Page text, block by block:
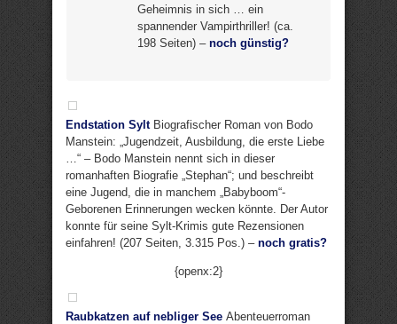
Geheimnis in sich … ein
spannender Vampirthriller! (ca.
198 Seiten) – noch günstig?
Endstation SyltBiografischer Roman von Bodo
Manstein: „Jugendzeit, Ausbildung, die erste Liebe
…“ – Bodo Manstein nennt sich in dieser
romanhaften Biografie „Stephan“; und beschreibt
eine Jugend, die in manchem „Babyboom“-
Geborenen Erinnerungen wecken könnte. Der Autor
konnte für seine Sylt-Krimis gute Rezensionen
einfahren! (207 Seiten, 3.315 Pos.) – noch gratis?
{openx:2}
Raubkatzen auf nebliger See Abenteuerroman